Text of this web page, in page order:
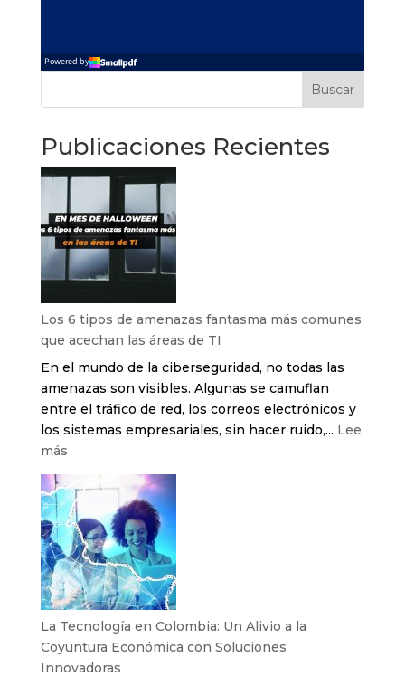
Buscar
Publicaciones Recientes
Los 6 tipos de amenazas fantasma más comunes
que acechan las áreas de TI
En el mundo de la ciberseguridad, no todas las
amenazas son visibles. Algunas se camuflan
entre el tráfico de red, los correos electrónicos y
los sistemas empresariales, sin hacer ruido,... Lee
más:
6
tipos
de
amenazas
fantasma
más
La Tecnología en Colombia: Un Alivio a la
Coyuntura Económica con Soluciones
Innovadoras